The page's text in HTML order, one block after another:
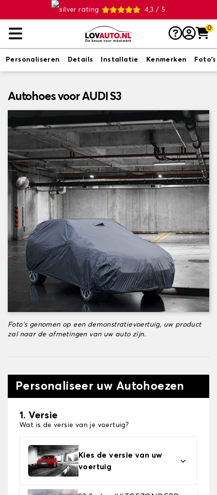
4,3 / 5
0
Personaliseren Details Installatie Kenmerken Foto's
Autohoes voor AUDI S3
Foto's genomen op een demonstratievoertuig, uw product
zal naar de afmetingen van uw auto zijn.
Personaliseer uw Autohoezen
1. Versie
Wat is de versie van je voertuig?
Kies de versie van uw
voertuig